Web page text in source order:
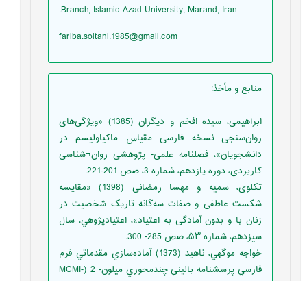
Branch, Islamic Azad University, Marand, Iran.
fariba.soltani.1985@gmail.com
منابع و مأخذ:
ابراهیمی، سیده افخم و دیگران (1385) «ویژگی‌های
روان‌سنجی نسخه فارسی مقیاس ماکیاولیسم در
دانشجویان»، فصلنامه علمی- پژوهشی روان¬شناسی
کاربردی، دوره یازدهم، شماره 3، صص 201-221.
تکلوی، سمیه و مهسا رمضانی (1398) «مقایسه
شکست عاطفی و صفات سه‌گانه تاریک شخصیت در
زنان با و بدون آمادگی به اعتیاد»، اعتيادپژوهي، سال
سیزدهم، شماره ۵۳، صص 285- 300.
خواجه موگهي، ناهيد (1373) آماده‌سازي مقدماتي فرم
فارسي پرسشنامه باليني چندمحوري ميلون- 2 (MCMI-